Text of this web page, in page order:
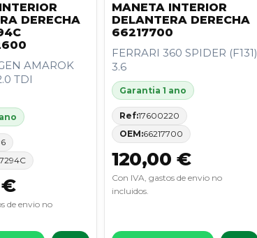
DERECHA
AMAROK
TDI
de envio no
MANETA INTERIOR
DELANTERA DERECHA
66217700
FERRARI 360 SPIDER (F131)
3.6
Garantia 1 ano
Ref:17600220
OEM:66217700
120,00 €
Con IVA, gastos de envio no
incluidos.